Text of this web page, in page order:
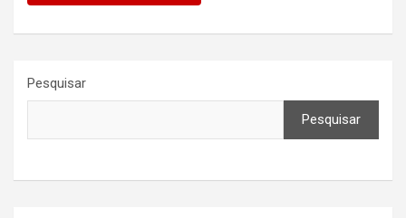
Pesquisar
Pesquisar